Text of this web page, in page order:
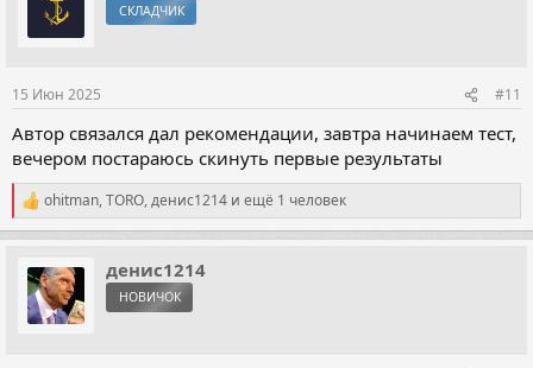
СКЛАДЧИК
15 Июн 2025 #11
Автор связался дал рекомендации, завтра начинаем тест,
вечером постараюсь скинуть первые результаты
Р
е
а
ц
и
и
ohitman,TORO,денис1214 и ещё 1 человек
денис1214
НОВИЧОК